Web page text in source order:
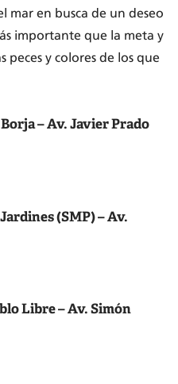
mar en busca de un deseo
importante que la meta y
peces y colores de los que
– Av. Javier Prado
(SMP) – Av.
Libre – Av. Simón